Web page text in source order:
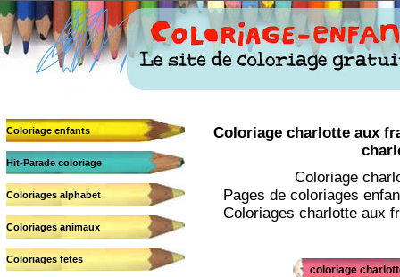
Coloriage enfants
Hit-Parade coloriage
Coloriages alphabet
Coloriages animaux
Coloriages fetes
Coloriage charlotte aux
Coloriage
Pages de coloriages
Coloriages charlotte aux
coloriage